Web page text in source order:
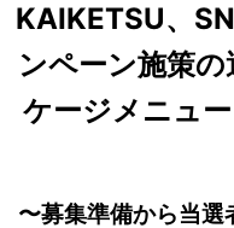
KAIKETSU、
ンペーン施策
ケージメニュ
〜募集準備から当